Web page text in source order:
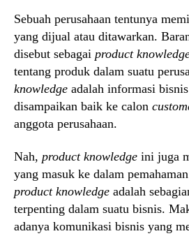
Sebuah perusahaan tentunya
yang dijual atau ditawarkan.
disebut sebagai product
tentang produk dalam suatu
knowledge adalah informasi
disampaikan baik ke calon
anggota perusahaan.
Nah, product knowledge ini juga
yang masuk ke dalam
product knowledge adalah
terpenting dalam suatu bisnis.
adanya komunikasi bisnis yang